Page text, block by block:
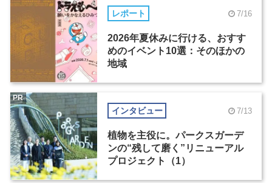
レポート 7/16
2026年夏休みに行ける、おすす
めのイベント10選：そのほかの
地域
インタビュー 7/13
植物を主役に。パークスガーデ
ンの“残して磨く”リニューアル
プロジェクト（1）
PR